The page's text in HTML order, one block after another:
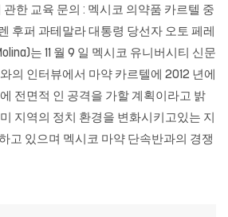
관한 교육 문의 : 멕시코 의약품 카르텔 중
후퍼 과테말라 대통령 당선자 오토 페레
는 11 월 9 일 멕시코 유니버시티 신문
의 인터뷰에서 마약 카르텔에 2012 년에
전면적 인 공격을 가할 계획이라고 밝
지역의 정치 환경을 변화시키고있는 지
고 있으며 멕시코 마약 단속반과의 경쟁